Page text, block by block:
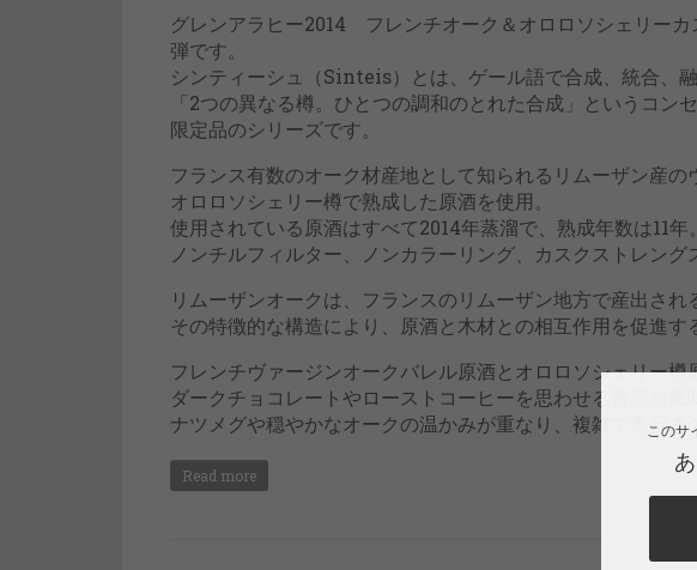
グレンアラヒー2014 フレンチオーク＆オロロソシェリー
弾です。
シンティーシュ（Sinteis）とは、ゲール語で合成、統合、融
「2つの異なる樽。ひとつの調和のとれた合成」というコン
限定品のシリーズです。
フランス有数のオーク材産地として知られるリムーザン産の
オロロソシェリー樽で熟成した原酒を使用。
使用されている原酒はすべて2014年蒸溜で、熟成年数は11年。
ノンチルフィルター、ノンカラーリング、カスクストレング
リムーザンオークは、フランスのリムーザン地方で産出され
その特徴的な構造により、原酒と木材との相互作用を促進す
フレンチヴァージンオークバレル原酒とオロロソシェリー
ダークチョコレートやローストコーヒーを思わせる贅沢な風
ナツメグや穏やかなオークの温かみが重なり、複雑で奥行き
Read more
このサ